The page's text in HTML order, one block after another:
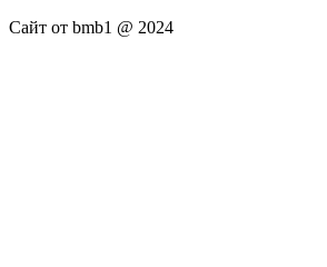
Сайт от bmb1 @ 2024